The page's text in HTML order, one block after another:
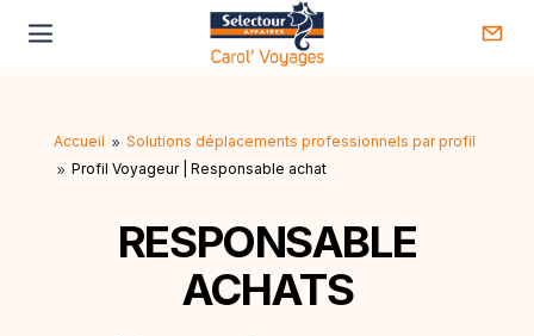
Accueil 9 Solutions déplacements professionnels par profil
9 Profil Voyageur | Responsable achat
RESPONSABLE
ACHATS